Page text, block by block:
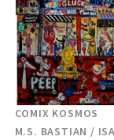
COMIX KOSMOS
M.S. BASTIAN /